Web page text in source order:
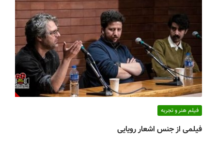
فیلم هنر و تجربه
فیلمی از جنس اشعار رویایی